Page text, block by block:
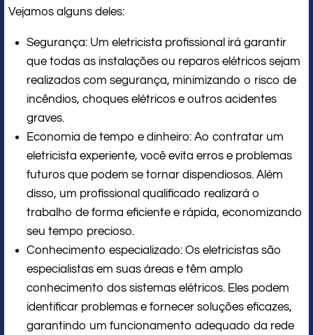
Vejamos alguns deles:
Segurança: Um eletricista profissional irá garantir
que todas as instalações ou reparos elétricos sejam
realizados com segurança, minimizando o risco de
incêndios, choques elétricos e outros acidentes
graves.
Economia de tempo e dinheiro: Ao contratar um
eletricista experiente, você evita erros e problemas
futuros que podem se tornar dispendiosos. Além
disso, um profissional qualificado realizará o
trabalho de forma eficiente e rápida, economizando
seu tempo precioso.
Conhecimento especializado: Os eletricistas são
especialistas em suas áreas e têm amplo
conhecimento dos sistemas elétricos. Eles podem
identificar problemas e fornecer soluções eficazes,
garantindo um funcionamento adequado da rede